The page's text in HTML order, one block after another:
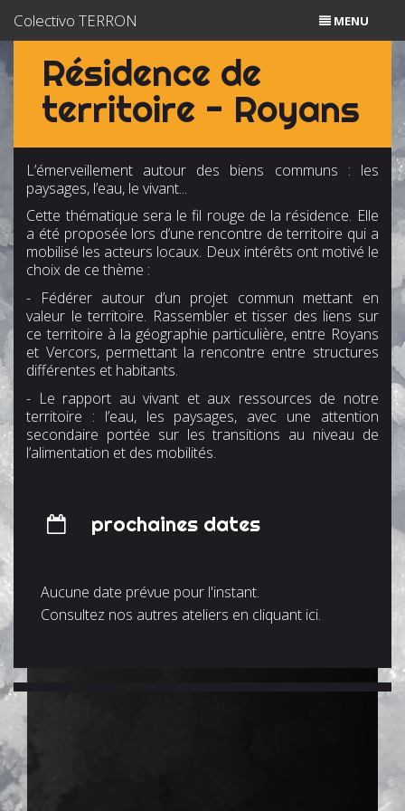
Colectivo TERRON MENU
La Compagnie
Actions Culturelles
Agenda
Édition
Résidence de
territoire - Royans
L’émerveillement autour des biens communs : les
paysages, l’eau, le vivant...
Cette thématique sera le fil rouge de la résidence. Elle
a été proposée lors d’une rencontre de territoire qui a
mobilisé les acteurs locaux. Deux intérêts ont motivé le
choix de ce thème :
- Fédérer autour d’un projet commun mettant en
valeur le territoire. Rassembler et tisser des liens sur
ce territoire à la géographie particulière, entre Royans
et Vercors, permettant la rencontre entre structures
différentes et habitants.
- Le rapport au vivant et aux ressources de notre
territoire : l’eau, les paysages, avec une attention
secondaire portée sur les transitions au niveau de
l’alimentation et des mobilités.
prochaines dates
Aucune date prévue pour l'instant.
Consultez nos autres ateliers en cliquant ici.